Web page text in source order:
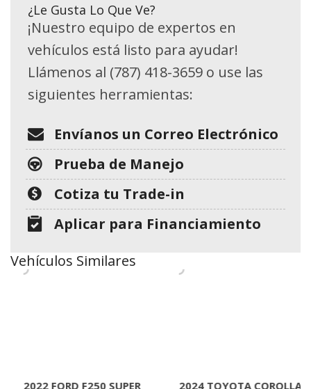
¿Le Gusta Lo Que Ve?
¡Nuestro equipo de expertos en
vehículos está listo para ayudar!
Llámenos al (787) 418-3659 o use las
siguientes herramientas:
Envíanos un Correo Electrónico
Prueba de Manejo
Cotiza tu Trade-in
Aplicar para Financiamiento
Vehículos Similares
2022 FORD F250 SUPER
2024 TOYOTA COROLLA